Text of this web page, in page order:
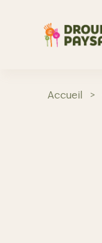
Accueil >